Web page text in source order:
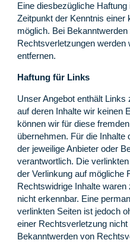
Eine diesbezügliche
Zeitpunkt der Kenntnis
möglich. Bei
Rechtsverletzungen werden
entfernen.
Haftung für Links
Unser Angebot enthält
auf deren Inhalte wir keinen
können wir für diese
übernehmen. Für die
der jeweilige Anbieter oder
verantwortlich. Die
der Verlinkung auf mögliche
Rechtswidrige Inhalte
nicht erkennbar. Eine
verlinkten Seiten ist jedoch
einer Rechtsverletzung
Bekanntwerden von